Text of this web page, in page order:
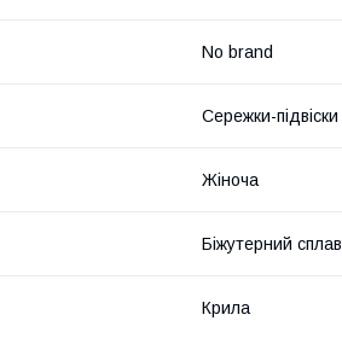
No brand
Сережки-підвіски
Жіноча
Біжутерний сплав
Крила